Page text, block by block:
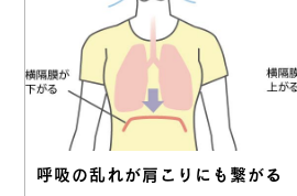
呼吸の乱れが肩こりにも繋がる